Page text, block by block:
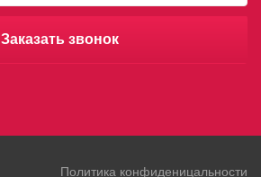
Заказать звонок
Политика конфиденицальности